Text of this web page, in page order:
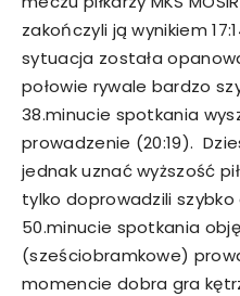
zakończyli ją wynikiem
sytuacja została
połowie rywale bardzo
38.minucie spotkania
prowadzenie (20:19).
jednak uznać wyższość
tylko doprowadzili
50.minucie spotkania
(sześciobramkowe)
momencie dobra gra